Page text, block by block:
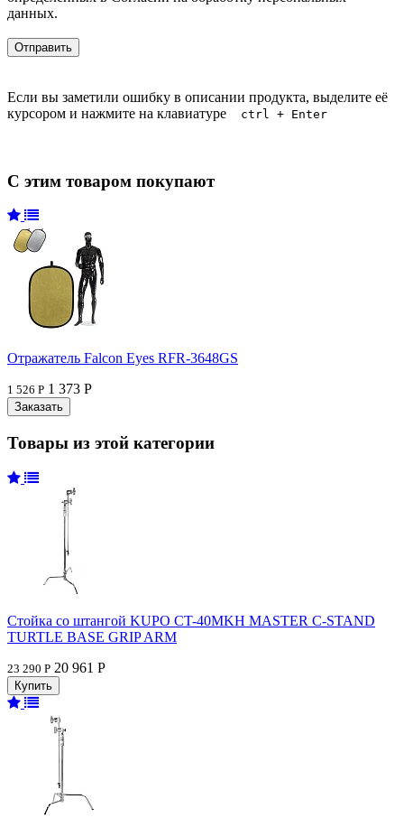
данных.
Если вы заметили ошибку в описании продукта, выделите её
курсором и нажмите на клавиатуре
ctrl + Enter
С этим товаром покупают
Отражатель Falcon Eyes RFR-3648GS
1 526 Р 1 373 Р
Товары из этой категории
Стойка со штангой KUPO CT-40MKH MASTER C-STAND
TURTLE BASE GRIP ARM
23 290 Р 20 961 Р